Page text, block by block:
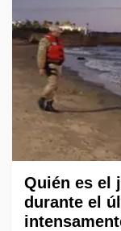
Quién es el
durante el